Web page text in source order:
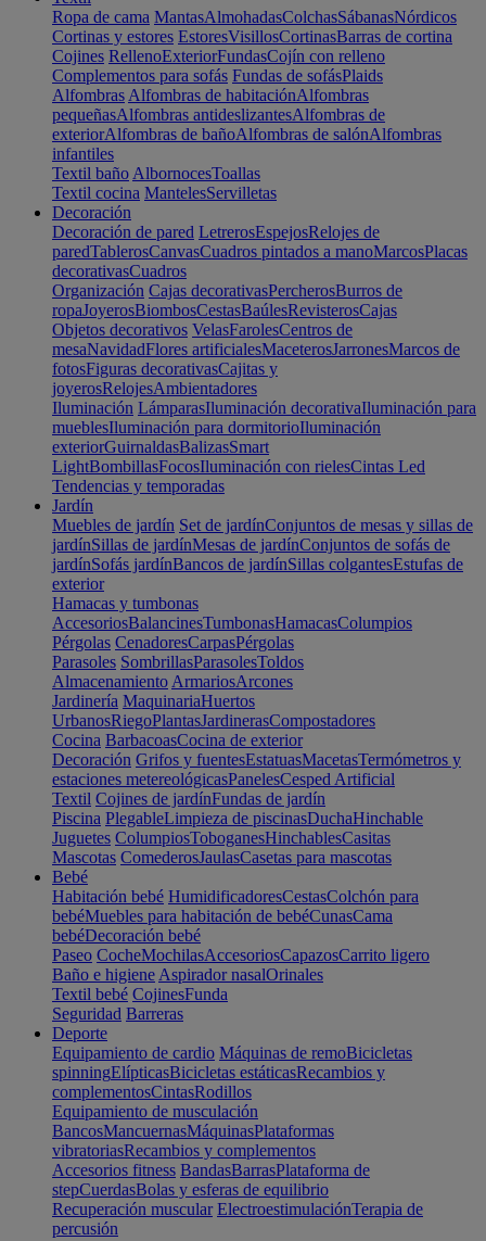
Ropa de cama MantasAlmohadasColchasSábanasNórdicos
Cortinas y estores EstoresVisillosCortinasBarras de cortina
Cojines RellenoExteriorFundasCojín con relleno
Complementos para sofás Fundas de sofásPlaids
Alfombras Alfombras de habitaciónAlfombras
pequeñasAlfombras antideslizantesAlfombras de
exteriorAlfombras de bañoAlfombras de salónAlfombras
infantiles
Textil baño AlbornocesToallas
Textil cocina MantelesServilletas
Decoración
Decoración de pared LetrerosEspejosRelojes de
paredTablerosCanvasCuadros pintados a manoMarcosPlacas
decorativasCuadros
Organización Cajas decorativasPercherosBurros de
ropaJoyerosBiombosCestasBaúlesRevisterosCajas
Objetos decorativos VelasFarolesCentros de
mesaNavidadFlores artificialesMaceterosJarronesMarcos de
fotosFiguras decorativasCajitas y
joyerosRelojesAmbientadores
Iluminación LámparasIluminación decorativaIluminación para
mueblesIluminación para dormitorioIluminación
exteriorGuirnaldasBalizasSmart
LightBombillasFocosIluminación con rielesCintas Led
Tendencias y temporadas
Jardín
Muebles de jardín Set de jardínConjuntos de mesas y sillas de
jardínSillas de jardínMesas de jardínConjuntos de sofás de
jardínSofás jardínBancos de jardínSillas colgantesEstufas de
exterior
Hamacas y tumbonas
AccesoriosBalancinesTumbonasHamacasColumpios
Pérgolas CenadoresCarpasPérgolas
Parasoles SombrillasParasolesToldos
Almacenamiento ArmariosArcones
Jardinería MaquinariaHuertos
UrbanosRiegoPlantasJardinerasCompostadores
Cocina BarbacoasCocina de exterior
Decoración Grifos y fuentesEstatuasMacetasTermómetros y
estaciones metereológicasPanelesCesped Artificial
Textil Cojines de jardínFundas de jardín
Piscina PlegableLimpieza de piscinasDuchaHinchable
Juguetes ColumpiosToboganesHinchablesCasitas
Mascotas ComederosJaulasCasetas para mascotas
Bebé
Habitación bebé HumidificadoresCestasColchón para
bebéMuebles para habitación de bebéCunasCama
bebéDecoración bebé
Paseo CocheMochilasAccesoriosCapazosCarrito ligero
Baño e higiene Aspirador nasalOrinales
Textil bebé CojinesFunda
Seguridad Barreras
Deporte
Equipamiento de cardio Máquinas de remoBicicletas
spinningElípticasBicicletas estáticasRecambios y
complementosCintasRodillos
Equipamiento de musculación
BancosMancuernasMáquinasPlataformas
vibratoriasRecambios y complementos
Accesorios fitness BandasBarrasPlataforma de
stepCuerdasBolas y esferas de equilibrio
Recuperación muscular ElectroestimulaciónTerapia de
percusión